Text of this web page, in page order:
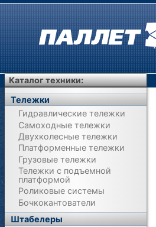
Каталог техники:
Тележки
Гидравлические тележки
Самоходные тележки
Двухколесные тележки
Платформенные тележки
Грузовые тележки
Тележки с подъемной
платформой
Роликовые системы
Бочкокантователи
Штабелеры